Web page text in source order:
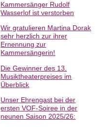
Kammersänger Rudolf
Wasserlof ist verstorben
Wir gratulieren Martina Dorak
sehr herzlich zur ihrer
Ernennung zur
Kammersängerin!
Die Gewinner des 13.
Musiktheaterpreises im
Überblick
Unser Ehrengast bei der
ersten VOF-Soiree in der
neunen Saison 2025/26: